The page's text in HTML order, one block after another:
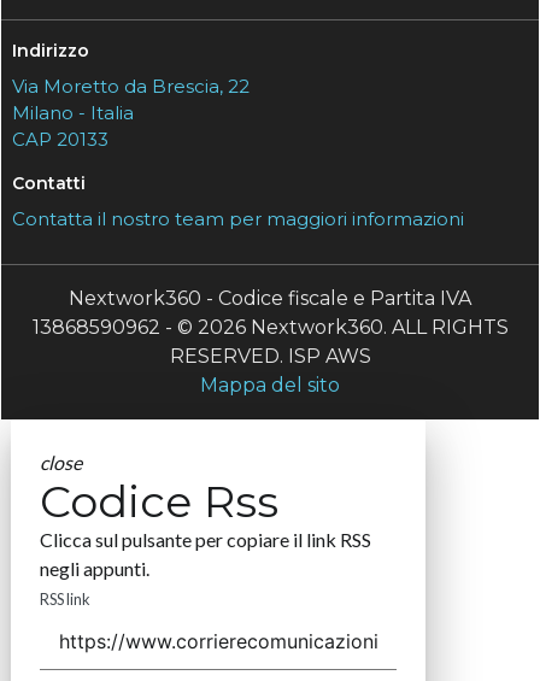
Indirizzo
Via Moretto da Brescia, 22
Milano - Italia
CAP 20133
Contatti
Contatta il nostro team per maggiori informazioni
Nextwork360 - Codice fiscale e Partita IVA
13868590962 - © 2026 Nextwork360. ALL RIGHTS
RESERVED. ISP AWS
Mappa del sito
close
Codice Rss
Clicca sul pulsante per copiare il link RSS
negli appunti.
RSS link